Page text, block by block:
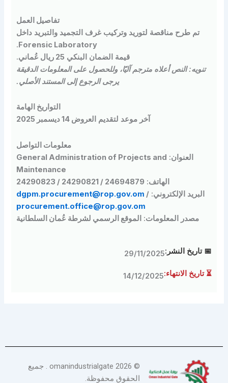
تفاصيل العمل
تم طرح مناقصة لتوريد وتركيب غرف التجميد والتبريد داخل
Forensic Laboratory
.
قيمة الضمان البنكي25 ريال عُماني
.
النص أعلاه مترجم آليًا، وللحصول على المعلومات الدقيقة
يرجى الرجوع إلى المستند الأصلي.
التواريخ الهامة
آخر موعد لتقديم العروض 14 ديسمبر 2025
معلومات التواصل
General Administration of Projects and
Maintenance
24694879 / 24290821 / 24290823
الإلكتروني: dgpm.procurement@rop.gov.om/
procurement.office@rop.gov.om
مصدر المعلومات:الموقع الرسمي لشرطة عُمان السلطانية
النشر:29/11/2025
الانتهاء:14/12/2025
omanindustrialgate . جميع
الحقوق محفوظة.